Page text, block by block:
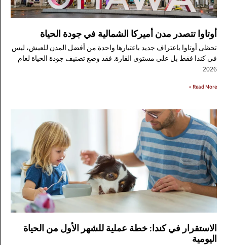
أوتاوا تتصدر مدن أميركا الشمالية في جودة الحياة
تحظى أوتاوا باعتراف جديد باعتبارها واحدة من أفضل المدن للعيش، ليس
في كندا فقط بل على مستوى القارة. فقد وضع تصنيف جودة الحياة لعام
2026
Read More »
الاستقرار في كندا: خطة عملية للشهر الأول من الحياة
اليومية